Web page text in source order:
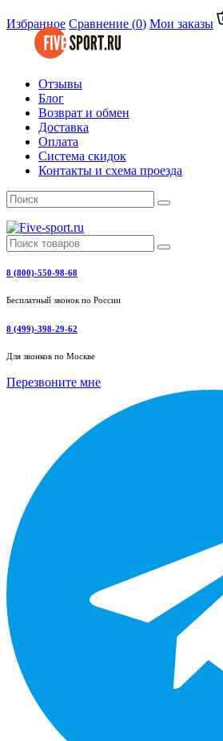
Избранное Сравнение (0) Мои заказы
Отзывы
Блог
Возврат и обмен
Доставка
Оплата
Система скидок
Контакты и схема проезда
8 (800)-550-98-68
Бесплатный звонок по России
8 (499)-398-29-62
Для звонков по Москве
Перезвоните мне